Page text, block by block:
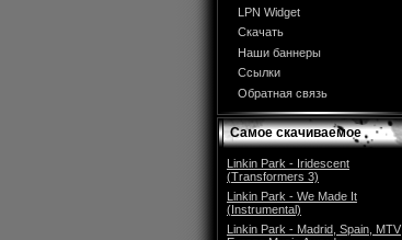
LPN Widget
Скачать
Наши баннеры
Ссылки
Обратная связь
Самое скачиваемое
Linkin Park - Iridescent
(Transformers 3)
Linkin Park - We Made It
(Instrumental)
Linkin Park - Madrid, Spain, MTV